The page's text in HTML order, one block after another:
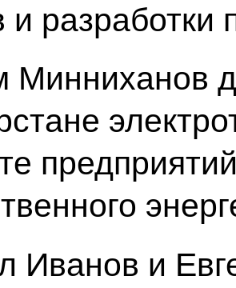
и разработки
Минниханов
Иванов и